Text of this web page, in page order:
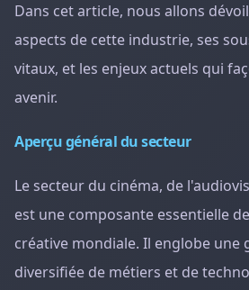
Dans cet article, nous allons
aspects de cette industrie, ses
vitaux, et les enjeux actuels qui
avenir.
Aperçu général du secteur
Le secteur du cinéma, de
est une composante essentielle
créative mondiale. Il englobe une
diversifiée de métiers et de